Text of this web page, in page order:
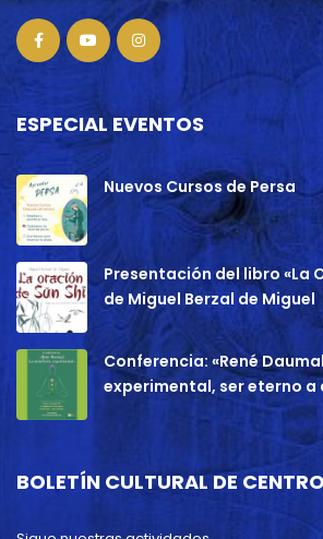
ESPECIAL EVENTOS
Nuevos Cursos de Persa
Presentación del libro «La
de Miguel Berzal de Miguel
Conferencia: «René
experimental, ser eterno a
BOLETÍN CULTURAL DE